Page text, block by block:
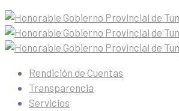
Rendición de Cuentas
Transparencia
Servicios